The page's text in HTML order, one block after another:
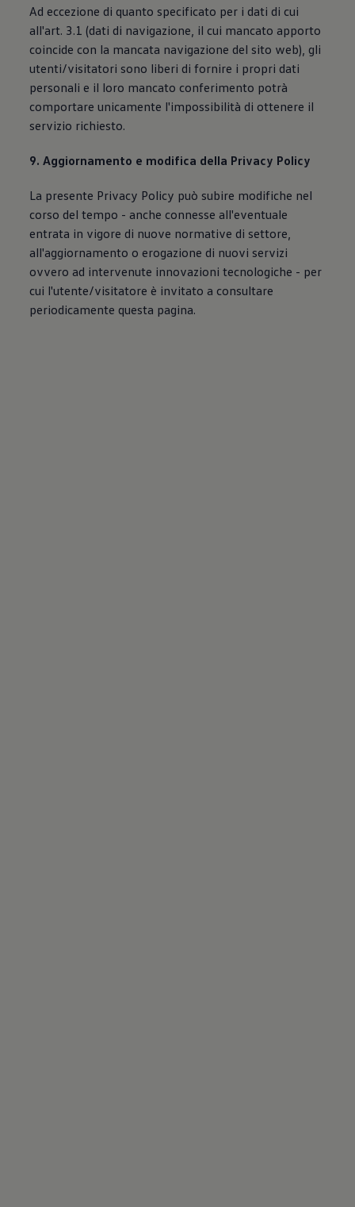
Ad eccezione di quanto specificato per i dati di cui
all'art. 3.1 (dati di navigazione, il cui mancato apporto
coincide con la mancata navigazione del sito web), gli
utenti/visitatori sono liberi di fornire i propri dati
personali e il loro mancato conferimento potrà
comportare unicamente l'impossibilità di ottenere il
servizio richiesto.
9. Aggiornamento e modifica della Privacy Policy
La presente Privacy Policy può subire modifiche nel
corso del tempo - anche connesse all'eventuale
entrata in vigore di nuove normative di settore,
all'aggiornamento o erogazione di nuovi servizi
ovvero ad intervenute innovazioni tecnologiche - per
cui l'utente/visitatore è invitato a consultare
periodicamente questa pagina.